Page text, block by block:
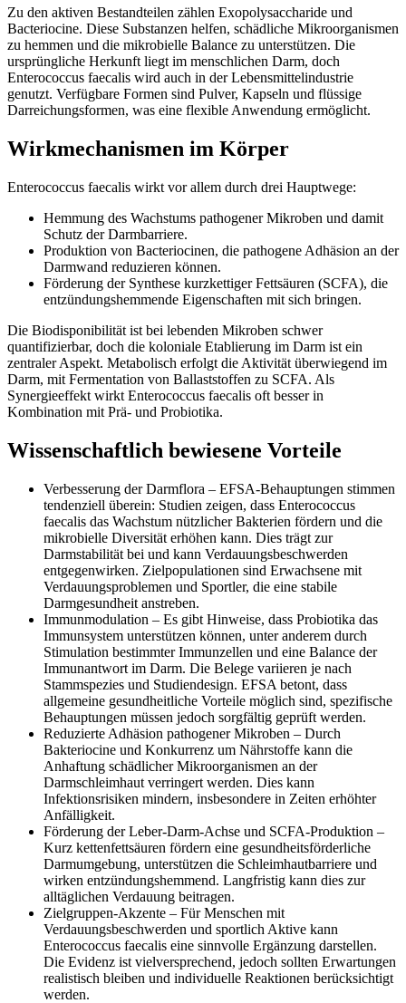
Zu den aktiven Bestandteilen zählen Exopolysaccharide und
Bacteriocine. Diese Substanzen helfen, schädliche Mikroorganismen
zu hemmen und die mikrobielle Balance zu unterstützen. Die
ursprüngliche Herkunft liegt im menschlichen Darm, doch
Enterococcus faecalis wird auch in der Lebensmittelindustrie
genutzt. Verfügbare Formen sind Pulver, Kapseln und flüssige
Darreichungsformen, was eine flexible Anwendung ermöglicht.
Wirkmechanismen im Körper
Enterococcus faecalis wirkt vor allem durch drei Hauptwege:
Hemmung des Wachstums pathogener Mikroben und damit
Schutz der Darmbarriere.
Produktion von Bacteriocinen, die pathogene Adhäsion an der
Darmwand reduzieren können.
Förderung der Synthese kurzkettiger Fettsäuren (SCFA), die
entzündungshemmende Eigenschaften mit sich bringen.
Die Biodisponibilität ist bei lebenden Mikroben schwer
quantifizierbar, doch die koloniale Etablierung im Darm ist ein
zentraler Aspekt. Metabolisch erfolgt die Aktivität überwiegend im
Darm, mit Fermentation von Ballaststoffen zu SCFA. Als
Synergieeffekt wirkt Enterococcus faecalis oft besser in
Kombination mit Prä- und Probiotika.
Wissenschaftlich bewiesene Vorteile
Verbesserung der Darmflora – EFSA-Behauptungen stimmen
tendenziell überein: Studien zeigen, dass Enterococcus
faecalis das Wachstum nützlicher Bakterien fördern und die
mikrobielle Diversität erhöhen kann. Dies trägt zur
Darmstabilität bei und kann Verdauungsbeschwerden
entgegenwirken. Zielpopulationen sind Erwachsene mit
Verdauungsproblemen und Sportler, die eine stabile
Darmgesundheit anstreben.
Immunmodulation – Es gibt Hinweise, dass Probiotika das
Immunsystem unterstützen können, unter anderem durch
Stimulation bestimmter Immunzellen und eine Balance der
Immunantwort im Darm. Die Belege variieren je nach
Stammspezies und Studiendesign. EFSA betont, dass
allgemeine gesundheitliche Vorteile möglich sind, spezifische
Behauptungen müssen jedoch sorgfältig geprüft werden.
Reduzierte Adhäsion pathogener Mikroben – Durch
Bakteriocine und Konkurrenz um Nährstoffe kann die
Anhaftung schädlicher Mikroorganismen an der
Darmschleimhaut verringert werden. Dies kann
Infektionsrisiken mindern, insbesondere in Zeiten erhöhter
Anfälligkeit.
Förderung der Leber-Darm-Achse und SCFA-Produktion –
Kurz kettenfettsäuren fördern eine gesundheitsförderliche
Darmumgebung, unterstützen die Schleimhautbarriere und
wirken entzündungshemmend. Langfristig kann dies zur
alltäglichen Verdauung beitragen.
Zielgruppen-Akzente – Für Menschen mit
Verdauungsbeschwerden und sportlich Aktive kann
Enterococcus faecalis eine sinnvolle Ergänzung darstellen.
Die Evidenz ist vielversprechend, jedoch sollten Erwartungen
realistisch bleiben und individuelle Reaktionen berücksichtigt
werden.